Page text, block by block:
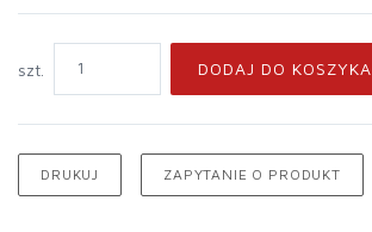
szt. DODAJ DO KOSZYKA
DRUKUJ ZAPYTANIE O PRODUKT